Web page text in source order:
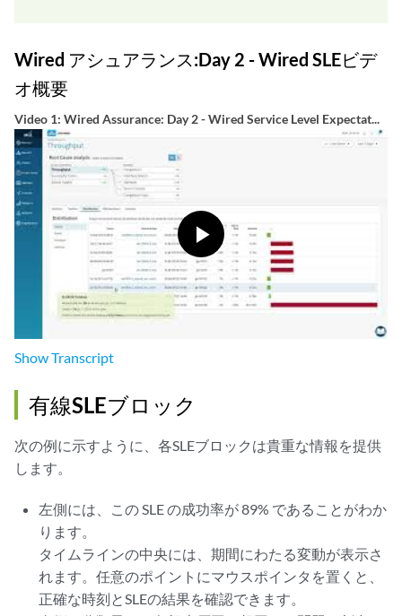
Wired アシュアランス:Day 2 - Wired SLEビデ
オ概要
Video 1: Wired Assurance: Day 2 - Wired Service Level Expectat...
ShowTranscript
有線SLEブロック
次の例に示すように、各SLEブロックは貴重な情報を提供
します。
左側には、この SLE の成功率が 89% であることがわか
ります。
タイムラインの中央には、期間にわたる変動が表示さ
れます。任意のポイントにマウスポインタを置くと、
正確な時刻とSLEの結果を確認できます。